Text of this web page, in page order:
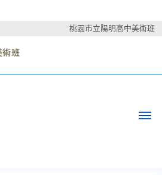
桃園市立陽明高中美術班